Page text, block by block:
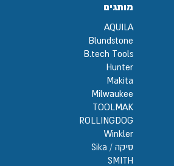
מותגים
AQUILA
Blundstone
B.tech Tools
Hunter
Makita
Milwaukee
TOOLMAK
ROLLINGDOG
Winkler
סיקה / Sika
SMITH